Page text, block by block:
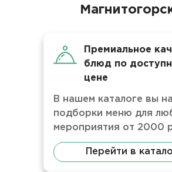
Премиальное
блюд по
цене
В нашем каталоге вы
подборки меню для
мероприятия от 2000
Перейти в